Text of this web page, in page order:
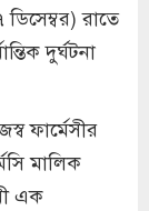
রাতে
দুর্ঘটনা
ফার্মেসীর
মালিক
এক